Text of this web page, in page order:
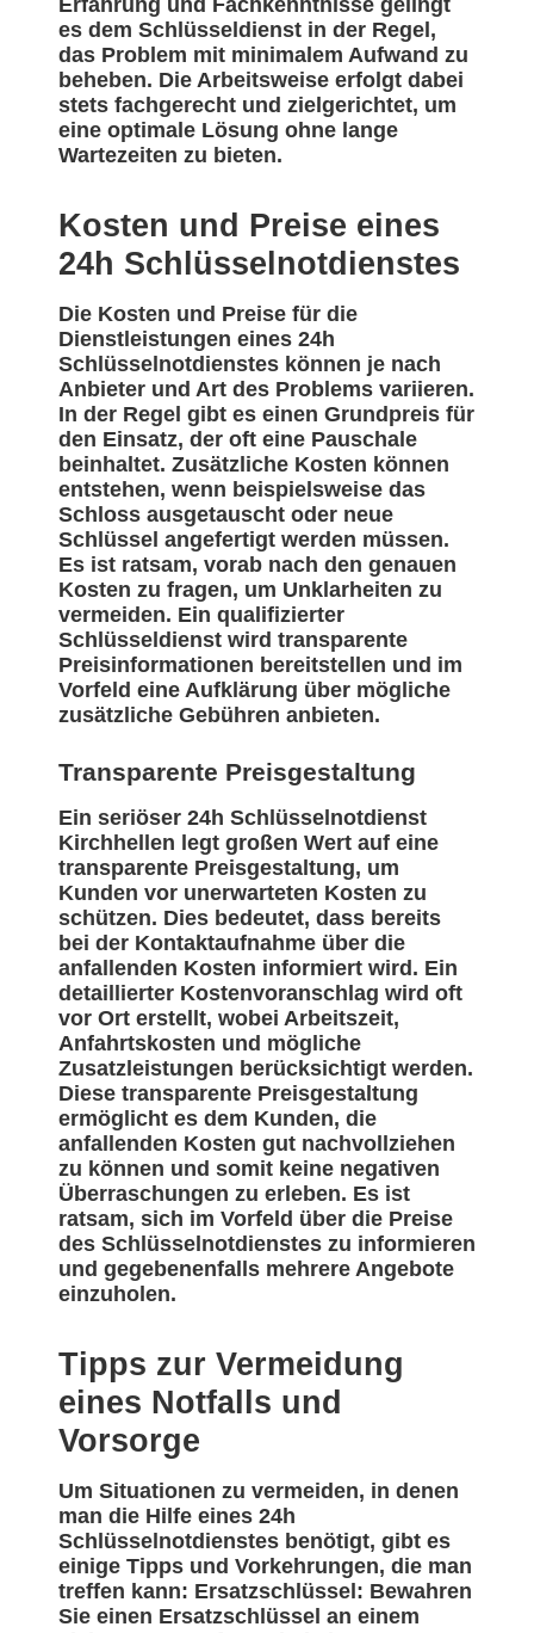
Erfahrung und Fachkenntnisse gelingt
es dem Schlüsseldienst in der Regel,
das Problem mit minimalem Aufwand zu
beheben. Die Arbeitsweise erfolgt dabei
stets fachgerecht und zielgerichtet, um
eine optimale Lösung ohne lange
Wartezeiten zu bieten.
Kosten und Preise eines
24h Schlüsselnotdienstes
Die Kosten und Preise für die
Dienstleistungen eines 24h
Schlüsselnotdienstes können je nach
Anbieter und Art des Problems variieren.
In der Regel gibt es einen Grundpreis für
den Einsatz, der oft eine Pauschale
beinhaltet. Zusätzliche Kosten können
entstehen, wenn beispielsweise das
Schloss ausgetauscht oder neue
Schlüssel angefertigt werden müssen.
Es ist ratsam, vorab nach den genauen
Kosten zu fragen, um Unklarheiten zu
vermeiden. Ein qualifizierter
Schlüsseldienst wird transparente
Preisinformationen bereitstellen und im
Vorfeld eine Aufklärung über mögliche
zusätzliche Gebühren anbieten.
Transparente Preisgestaltung
Ein seriöser 24h Schlüsselnotdienst
Kirchhellen legt großen Wert auf eine
transparente Preisgestaltung, um
Kunden vor unerwarteten Kosten zu
schützen. Dies bedeutet, dass bereits
bei der Kontaktaufnahme über die
anfallenden Kosten informiert wird. Ein
detaillierter Kostenvoranschlag wird oft
vor Ort erstellt, wobei Arbeitszeit,
Anfahrtskosten und mögliche
Zusatzleistungen berücksichtigt werden.
Diese transparente Preisgestaltung
ermöglicht es dem Kunden, die
anfallenden Kosten gut nachvollziehen
zu können und somit keine negativen
Überraschungen zu erleben. Es ist
ratsam, sich im Vorfeld über die Preise
des Schlüsselnotdienstes zu informieren
und gegebenenfalls mehrere Angebote
einzuholen.
Tipps zur Vermeidung
eines Notfalls und
Vorsorge
Um Situationen zu vermeiden, in denen
man die Hilfe eines 24h
Schlüsselnotdienstes benötigt, gibt es
einige Tipps und Vorkehrungen, die man
treffen kann: Ersatzschlüssel: Bewahren
Sie einen Ersatzschlüssel an einem